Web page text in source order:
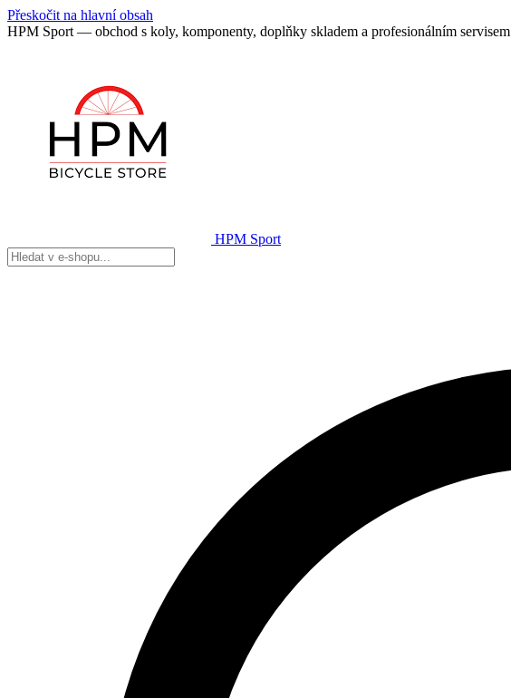
Přeskočit na hlavní obsah
HPM Sport — obchod s koly, komponenty, doplňky skladem a profesionálním servisem
HPM Sport